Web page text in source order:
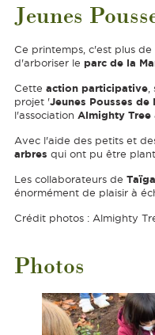
Jeunes
Ce printemps, c'est plus de
d'arboriser le parc de la
Cette action participative,
projet 'Jeunes Pousses de
l'association Almighty Tree
Avec l'aide des petits et
arbres qui ont pu être
Les collaborateurs de
énormément de plaisir à
Crédit photos : Almighty
Photos